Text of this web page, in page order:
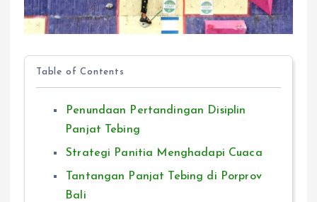
Table of Contents
Penundaan Pertandingan Disiplin
Panjat Tebing
Strategi Panitia Menghadapi Cuaca
Tantangan Panjat Tebing di Porprov
Bali